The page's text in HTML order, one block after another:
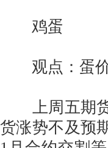
鸡蛋
观点：蛋价
上周五期货
货涨势不及预